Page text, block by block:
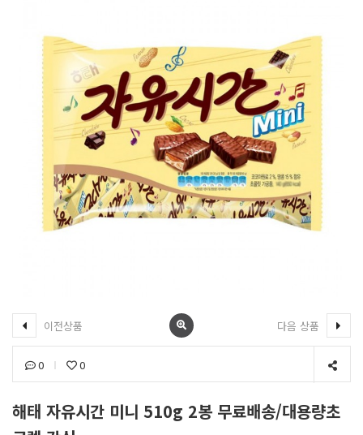
이전상품 다음 상품
0 0
해태 자유시간 미니 510g 2봉 무료배송/대용량초